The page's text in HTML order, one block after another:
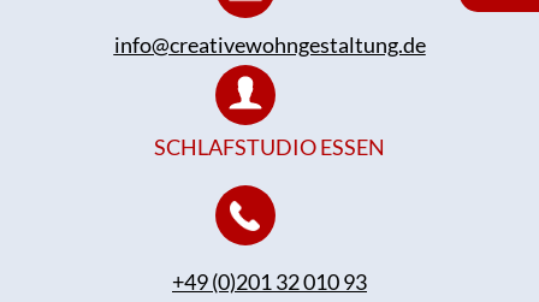
info@creativewohngestaltung.de
SCHLAFSTUDIO ESSEN
+49 (0)201 32 010 93